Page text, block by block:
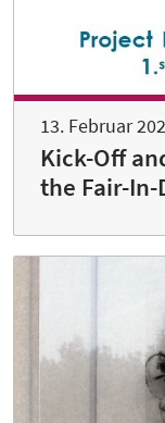
13. Februar
Kick-Off
the Fair-